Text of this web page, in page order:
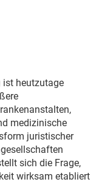
ist heutzutage
medizinische
juristischer
sich die Frage,
wirksam etabliert